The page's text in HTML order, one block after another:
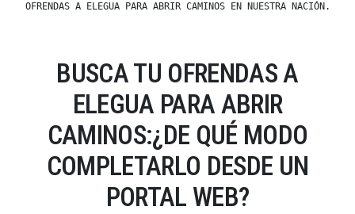
OFRENDAS A ELEGUA PARA ABRIR CAMINOS EN NUESTRA NACIÓN.
BUSCA TU OFRENDAS A
ELEGUA PARA ABRIR
CAMINOS:¿DE QUÉ MODO
COMPLETARLO DESDE UN
PORTAL WEB?